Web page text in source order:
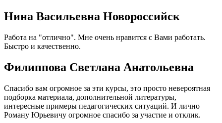
Нина Васильевна Новороссийск
Работа на "отлично". Мне очень нравится с Вами работать.
Быстро и качественно.
Филиппова Светлана Анатольевна
Спасибо вам огромное за эти курсы, это просто невероятная
подборка материала, дополнительной литературы,
интересные примеры педагогических ситуаций. И лично
Роману Юрьевичу огромное спасибо за участие и отклик.